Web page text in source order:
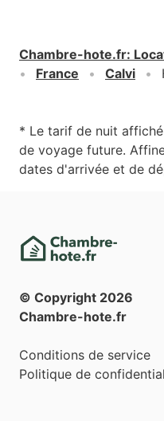
Chambre-hote.fr:
France
Calvi
* Le tarif de nuit
de voyage future.
dates d'arrivée et de
© Copyright 2026
Chambre-hote.fr
Conditions de service
Politique de